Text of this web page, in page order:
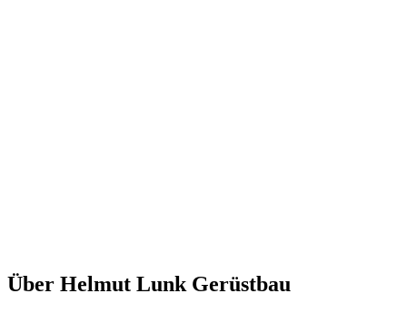
Über Helmut Lunk Gerüstbau